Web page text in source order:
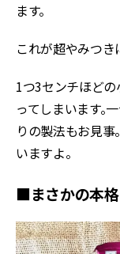
ます。
これが超やみつき
1つ3センチほど
ってしまいます。
りの製法もお見事
いますよ。
■まさかの本格